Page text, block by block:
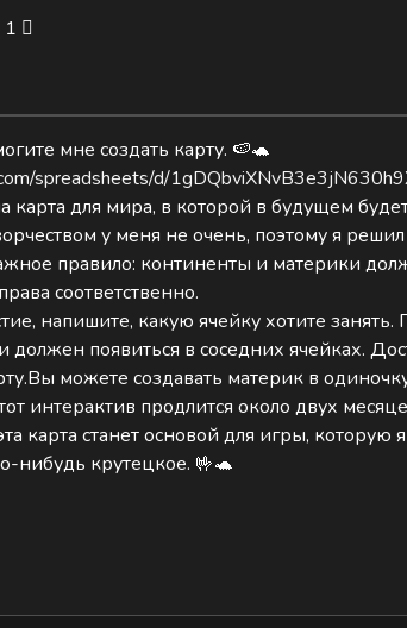
1
мне создать карту. 🍉🐢
spreadsheets/d/
для мира, в которой в будущем
у меня не очень, поэтому я
правило: континенты и материки
соответственно.
напишите, какую ячейку хотите
должен появиться в соседних ячейках.
можете создавать материк в
интерактив продлится около двух
карта станет основой для игры,
нибудь крутецкое. 🤟🐢